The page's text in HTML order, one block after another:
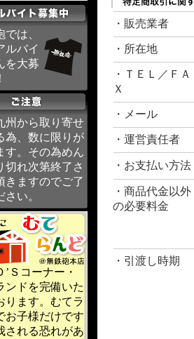
では、
ルバイ
を大募
州から取り寄せ
為、数に限りが
す。その為めん
切れ次第終了さ
きますのでご了
さい。
’Ｓコーナー・
ンドを完備いた
ります。むてラ
お子様だけです
される恐れがあ
・販売業者
・所在地
・ＴＥＬ／ＦＡ
Ｘ
・メール
・運営責任者
・お支払い方法
・商品代金以外
の必要料金
・引渡し時期